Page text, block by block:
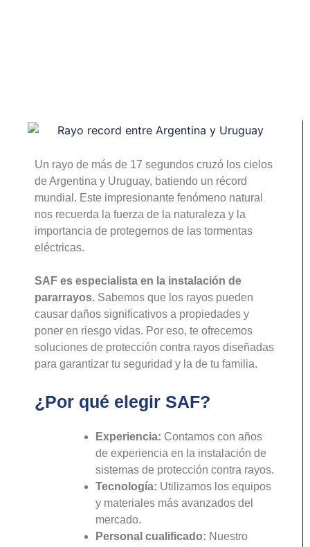
Un rayo de más de 17 segundos cruzó los cielos
de Argentina y Uruguay, batiendo un récord
mundial. Este impresionante fenómeno natural
nos recuerda la fuerza de la naturaleza y la
importancia de protegernos de las tormentas
eléctricas.
SAF es especialista en la instalación de
pararrayos. Sabemos que los rayos pueden
causar daños significativos a propiedades y
poner en riesgo vidas. Por eso, te ofrecemos
soluciones de protección contra rayos diseñadas
para garantizar tu seguridad y la de tu familia.
¿Por qué elegir SAF?
Experiencia: Contamos con años
de experiencia en la instalación de
sistemas de protección contra rayos.
Tecnología: Utilizamos los equipos
y materiales más avanzados del
mercado.
Personal cualificado: Nuestro